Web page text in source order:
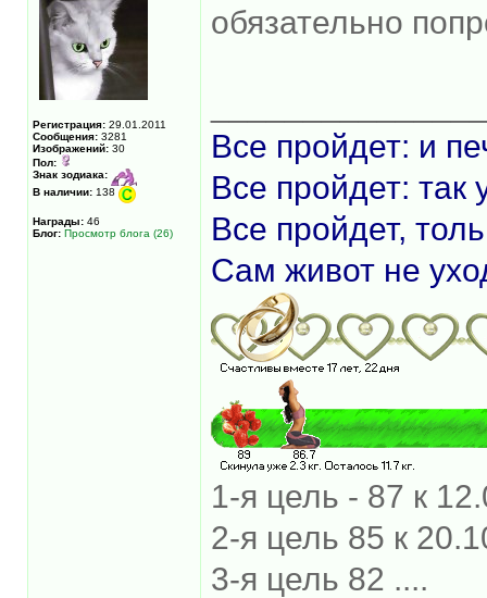
Регистрация: 29.01.2011
Сообщения: 3281
Изображений: 30
Пол:
Знак зодиака:
В наличии: 138
Награды: 46
Блог: Просмотр блога (26)
обязательно
Все пройдет: и
Все пройдет: так
Все пройдет,
Сам живот не
1-я цель - 87 к
2-я цель 85 к
3-я цель 82 ....